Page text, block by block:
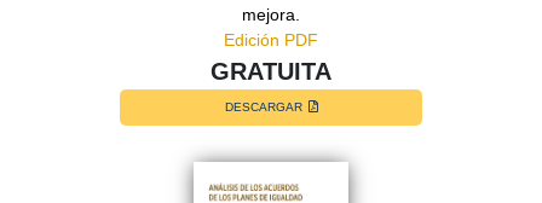
mejora.
Edición PDF
GRATUITA
DESCARGAR